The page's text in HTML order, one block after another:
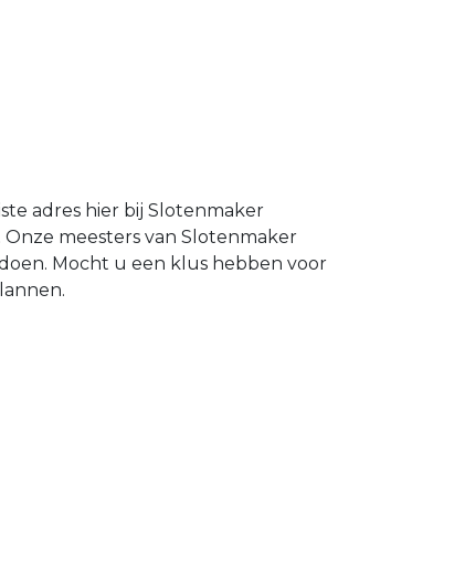
adres hier bij Slotenmaker
meesters van Slotenmaker
Mocht u een klus hebben voor